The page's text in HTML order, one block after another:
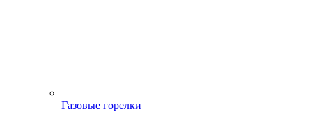
Газовые горелки